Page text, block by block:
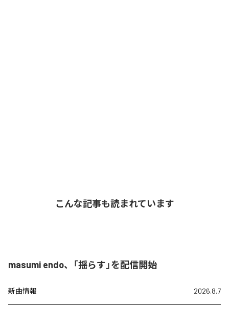
こんな記事も読まれています
masumi endo、「揺らす」を配信開始
新曲情報 2026.8.7